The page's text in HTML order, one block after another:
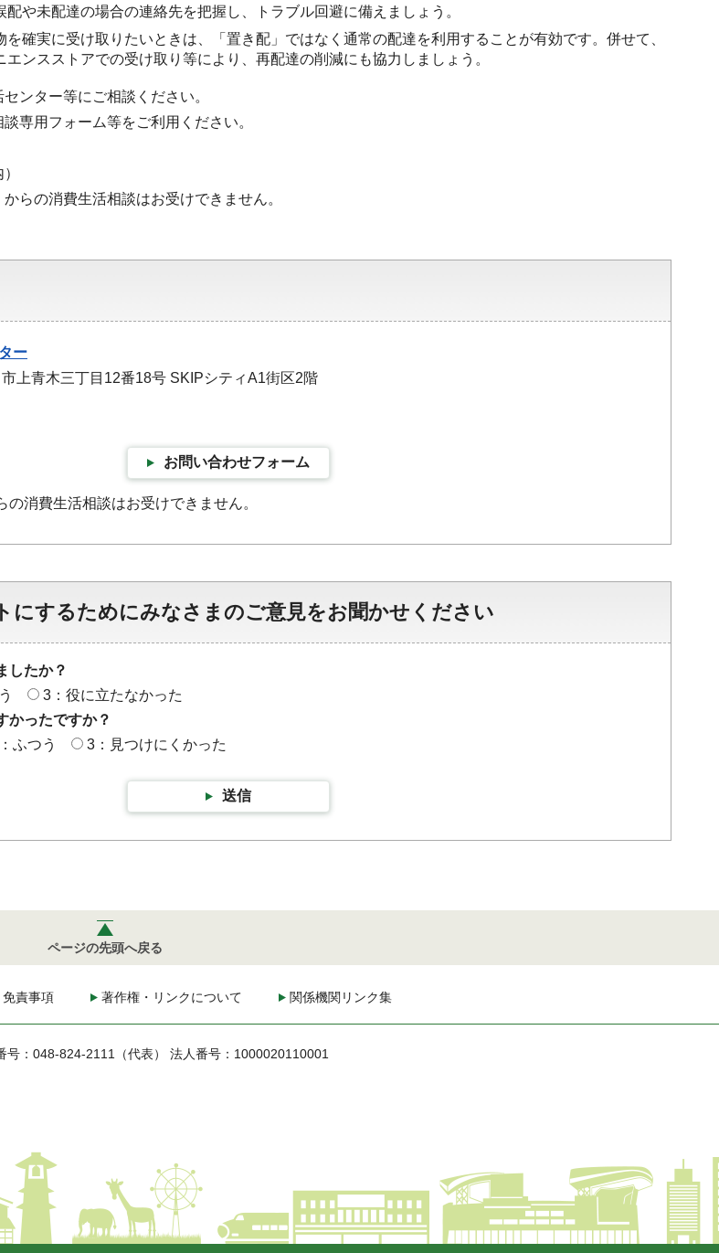
や未配達の場合の連絡先を把握し、トラブル回避に備えましょう。
確実に受け取りたいときは、「置き配」ではなく通常の配達を利用することが有効です。併せて、
ンスストアでの受け取り等により、再配達の削減にも協力しましょう。
ンター等にご相談ください。
専用フォーム等をご利用ください。
らの消費生活相談はお受けできません。
ー
上青木三丁目12番18号 SKIPシティA1街区2階
お問い合わせフォーム
の消費生活相談はお受けできません。
にするためにみなさまのご意見をお聞かせください
したか？
3：役に立たなかった
かったですか？
ふつう 3：見つけにくかった
送信
ページの先頭へ戻る
責事項 著作権・リンクについて 関係機関リンク集
号：048-824-2111（代表） 法人番号：1000020110001